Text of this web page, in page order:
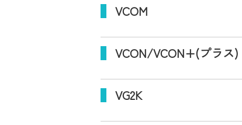
VCOM
VCON/VCON+(プラス)
VG2K